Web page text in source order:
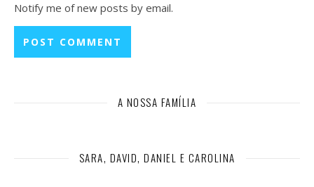
Notify me of new posts by email.
A NOSSA FAMÍLIA
SARA, DAVID, DANIEL E CAROLINA